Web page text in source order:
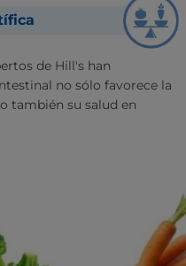
de Hill's han
no sólo favorece la
también su salud en